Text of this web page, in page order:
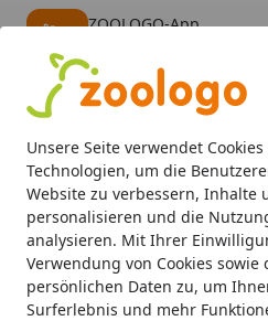
Unsere Seite verwendet
Technologien, um die
Website zu verbessern, Inhalte
personalisieren und die
analysieren. Mit Ihrer
Verwendung von Cookies
persönlichen Daten zu, um
Surferlebnis und mehr
ZOOLOGO-App
Alle Produkte
Mein Konto
Suchen
Startseite
Hund Hundefutter Snacks
Bubeck Carrot
4.6 (5 Bewertungen)